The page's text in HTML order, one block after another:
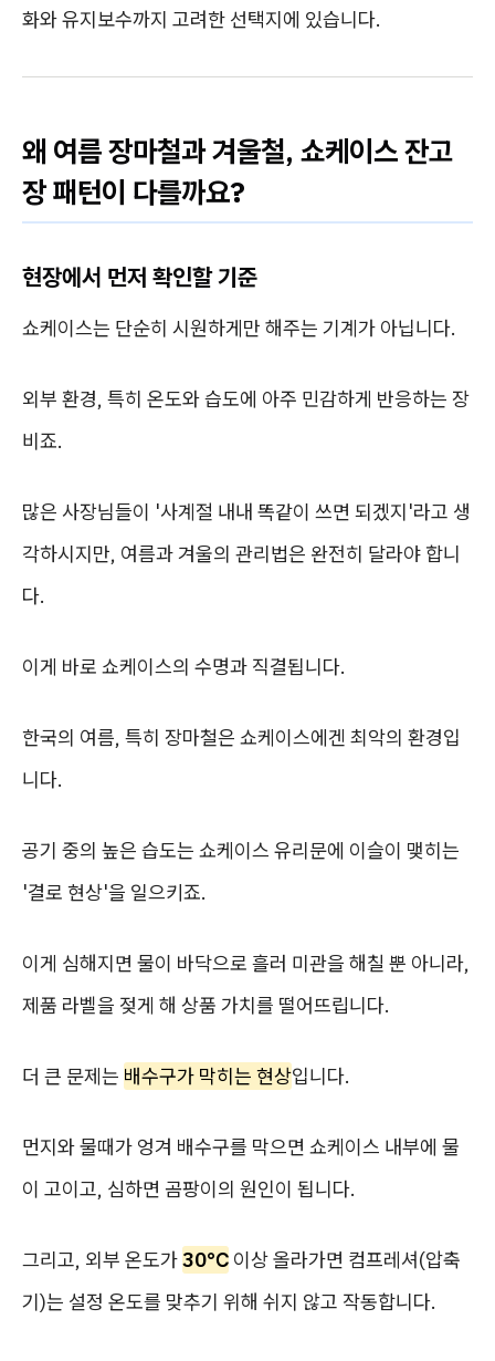
화와 유지보수까지 고려한 선택지에 있습니다.
왜 여름 장마철과 겨울철, 쇼케이스 잔고
장 패턴이 다를까요?
현장에서 먼저 확인할 기준
쇼케이스는 단순히 시원하게만 해주는 기계가 아닙니다.
외부 환경, 특히 온도와 습도에 아주 민감하게 반응하는 장
비죠.
많은 사장님들이 '사계절 내내 똑같이 쓰면 되겠지'라고 생
각하시지만, 여름과 겨울의 관리법은 완전히 달라야 합니
다.
이게 바로 쇼케이스의 수명과 직결됩니다.
한국의 여름, 특히 장마철은 쇼케이스에겐 최악의 환경입
니다.
공기 중의 높은 습도는 쇼케이스 유리문에 이슬이 맺히는
'결로 현상'을 일으키죠.
이게 심해지면 물이 바닥으로 흘러 미관을 해칠 뿐 아니라,
제품 라벨을 젖게 해 상품 가치를 떨어뜨립니다.
더 큰 문제는 배수구가 막히는 현상입니다.
먼지와 물때가 엉겨 배수구를 막으면 쇼케이스 내부에 물
이 고이고, 심하면 곰팡이의 원인이 됩니다.
그리고, 외부 온도가30℃ 이상 올라가면 컴프레셔(압축
기)는 설정 온도를 맞추기 위해 쉬지 않고 작동합니다.